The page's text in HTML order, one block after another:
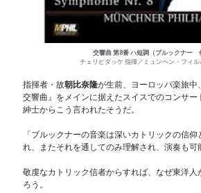
交響曲 第8番 ハ短調（ブルックナー
チェリビダッケ 指揮／ミュンヘン・フィ
指揮者・故朝比奈隆が生前、ヨーロッパ楽旅中、
交響曲』をメインに据えたスイスでのコンサ
紳士からこう言われたそうだ。
「ブルックナーの音楽は深いカトリックの信仰
れ、またそれを通してのみ理解され、演奏も可
敬虔なカトリック信者からすれば、なぜ東洋
ろう。